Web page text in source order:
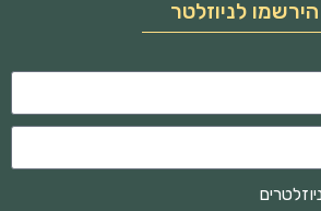
הירשמו לניוזלטר